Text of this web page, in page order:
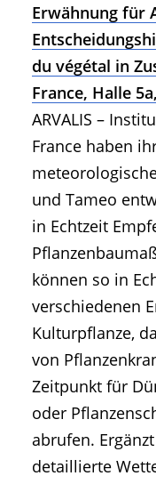
Erwähnung für
du végétal in
France, Halle
ARVALIS –
France haben
und Tameo
in Echtzeit
können so in
verschiedenen
Kulturpflanze,
von
Zeitpunkt für
oder
abrufen.
detaillierte